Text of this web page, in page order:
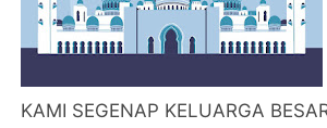
KAMI SEGENAP KELUARGA